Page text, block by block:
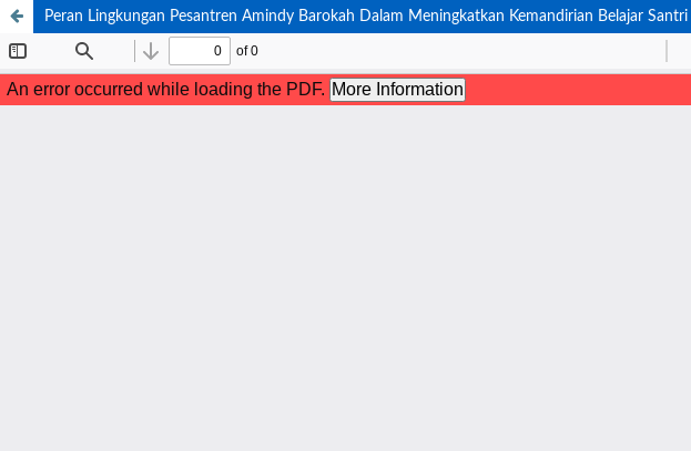
Peran Lingkungan Pesantren Amindy Barokah Dalam Meningkatkan Kemandirian Belajar Santri